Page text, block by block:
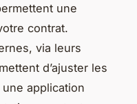
une
contrat.
via leurs
d’ajuster les
application